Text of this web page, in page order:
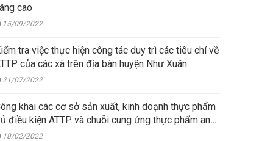
cao
15/09/2022
tra việc thực hiện công tác duy trì các tiêu chí về
của các xã trên địa bàn huyện Như Xuân
21/07/2022
khai các cơ sở sản xuất, kinh doạnh thực phẩm
điều kiện ATTP và chuỗi cung ứng thực phẩm an
18/02/2022